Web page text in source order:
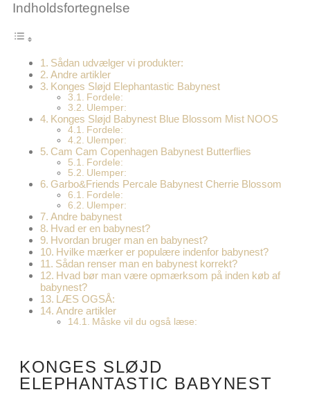
Indholdsfortegnelse
Sådan udvælger vi produkter:
Andre artikler
Konges Sløjd Elephantastic Babynest
Fordele:
Ulemper:
Konges Sløjd Babynest Blue Blossom Mist NOOS
Fordele:
Ulemper:
Cam Cam Copenhagen Babynest Butterflies
Fordele:
Ulemper:
Garbo&Friends Percale Babynest Cherrie Blossom
Fordele:
Ulemper:
Andre babynest
Hvad er en babynest?
Hvordan bruger man en babynest?
Hvilke mærker er populære indenfor babynest?
Sådan renser man en babynest korrekt?
Hvad bør man være opmærksom på inden køb af
babynest?
LÆS OGSÅ:
Andre artikler
Måske vil du også læse:
KONGES SLØJD
ELEPHANTASTIC BABYNEST